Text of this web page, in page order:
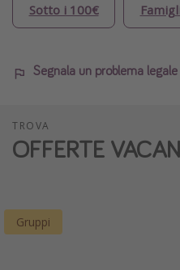
Sotto i 100€
Segnala un problema legale
TROVA
OFFERTE
Gruppi